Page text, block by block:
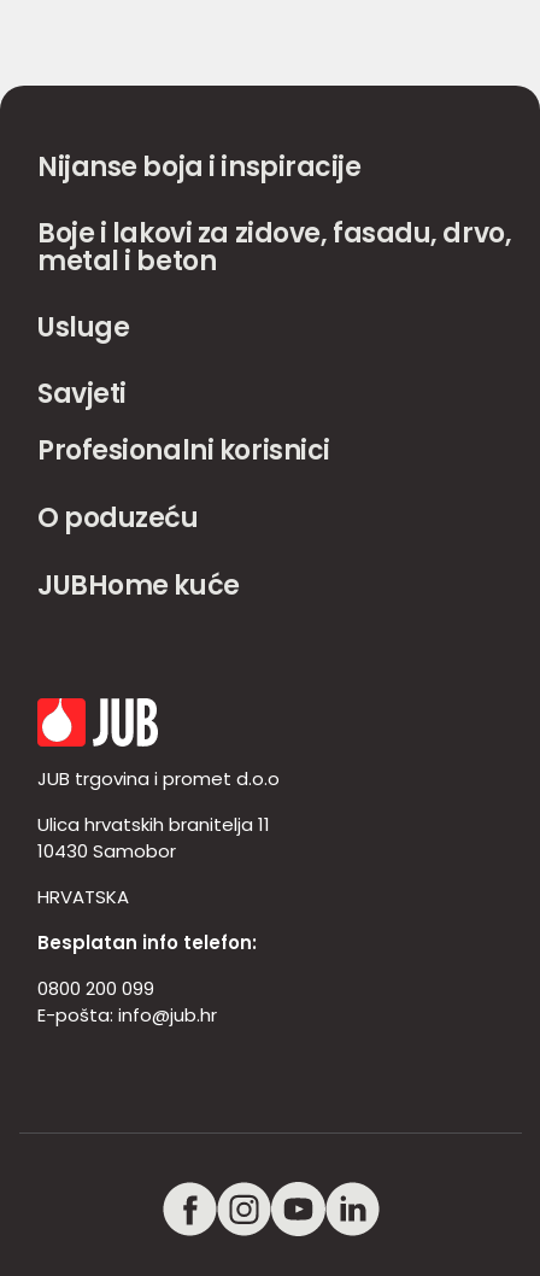
Nijanse boja i inspiracije
Boje i lakovi za zidove, fasadu, drvo,
metal i beton
Usluge
Savjeti
Profesionalni korisnici
O poduzeću
JUBHome kuće
JUB trgovina i promet d.o.o
Ulica hrvatskih branitelja 11
10430 Samobor
HRVATSKA
Besplatan info telefon:
0800 200 099
E-pošta: info@jub.hr